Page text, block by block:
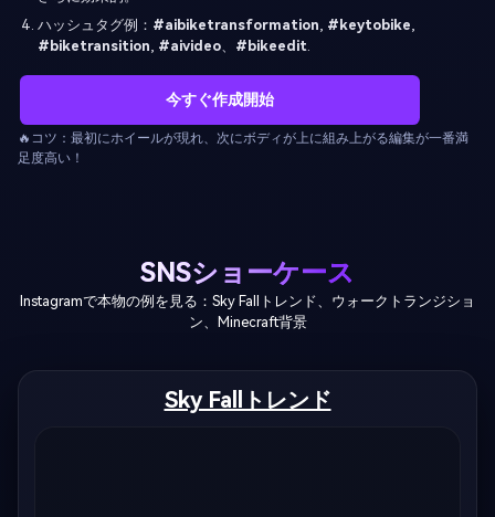
ハッシュタグ例： #aibiketransformation, #keytobike,
#biketransition, #aivideo、 #bikeedit.
今すぐ作成開始
🔥コツ：最初にホイールが現れ、次にボディが上に組み上がる編集が一番満
足度高い！
SNSショーケース
Instagramで本物の例を見る：Sky Fallトレンド、ウォークトランジショ
ン、Minecraft背景
Sky Fallトレンド